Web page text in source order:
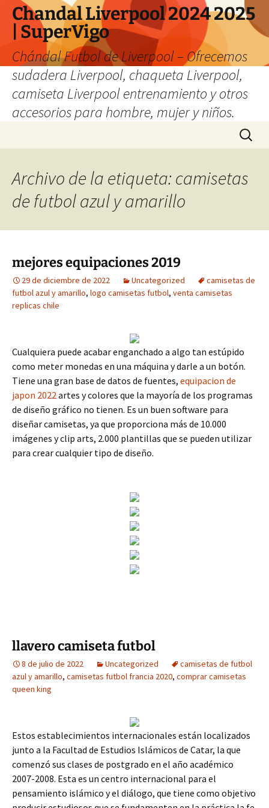
Chandal Liverpool 2024 2025
| SuperVigo
Chándal Futbol de Liverpool – Ofrecemos
sudadera Liverpool, chaqueta Liverpool,
camiseta Liverpool entrenamiento y otros
accesorios para hombre, mujer y niños.
Buscar:
Archivo de la etiqueta: camisetas
de futbol azul y amarillo
mejores equipaciones 2019
29 de diciembre de 2022 Uncategorized
camisetas de
futbol azul y amarillo, logo camisetas futbol, venta camisetas
replicas chile
Cualquiera puede acabar enganchado a algo tan estúpido
como meter monedas en una máquina y darle a un botón.
Tiene una gran base de datos de fuentes, equipacion de
japon 2022artes y colores que la mayoría de los programas
de diseño gráfico no tienen. Es un buen software para
diseñar camisetas, ya que proporciona más de 10.000
imágenes y clip arts, 2.000 plantillas que se pueden utilizar
para crear cualquier tipo de diseño.
llavero camiseta futbol
8 de julio de 2022 Uncategorized
camisetas de futbol
azul y amarillo, camisetas futbol francia 2020, comprar camisetas
queen king
Estos establecimientos internacionales están localizados
junto a la Facultad de Estudios Islámicos de Catar, la que
comenzó sus clases de postgrado en el año académico
2007-2008. Esta es un centro internacional para el
pensamiento islámico y el diálogo, que tiene como objetivo